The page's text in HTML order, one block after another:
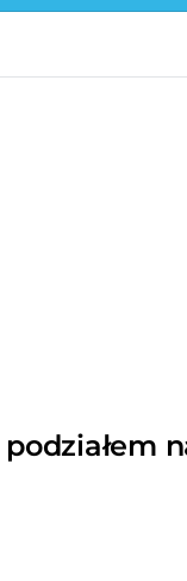
podziałem